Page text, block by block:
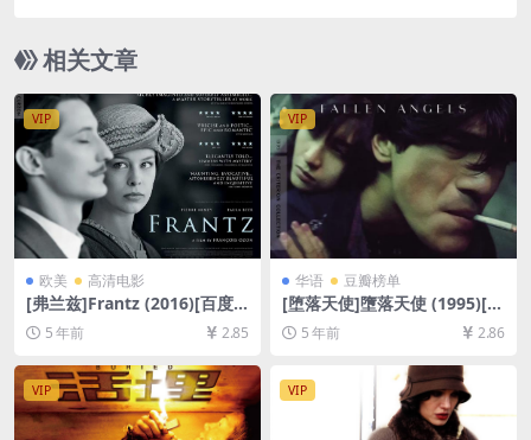
[MP4/10.8GB][中文字幕]
相关文章
VIP
欧美 高清电影
[弗兰兹]Frantz (2016)[百度
网盘+迅雷云盘资源1080P超
清未删减][MP4/7.2GB][中英
字幕]
5 年前 2.85
VIP
华语 豆瓣榜单
[堕落天使]墮落天使 (1995)[百
度网盘+迅雷云盘资源1080P
超清未删减][MP4/6.2GB][原
5 年前 2.86
VIP VIP